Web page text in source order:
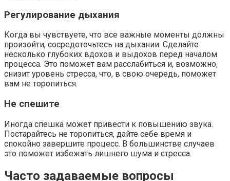
Регулирование дыхания
Когда вы чувствуете, что все важные моменты должны
произойти, сосредоточьтесь на дыхании. Сделайте
несколько глубоких вдохов и выдохов перед началом
процесса. Это поможет вам расслабиться и, возможно,
снизит уровень стресса, что, в свою очередь, поможет
вам не торопиться.
Не спешите
Иногда спешка может привести к повышению звука.
Постарайтесь не торопиться, дайте себе время и
спокойно завершите процесс. В большинстве случаев
это поможет избежать лишнего шума и стресса.
Часто задаваемые вопросы